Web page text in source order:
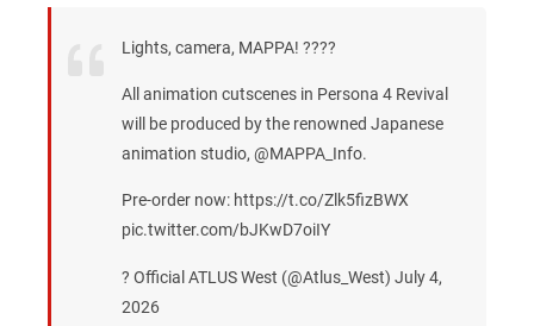
Lights, camera, MAPPA! ????️
All animation cutscenes in Persona 4 Revival
will be produced by the renowned Japanese
animation studio, @MAPPA_Info.
Pre-order now: https://t.co/Zlk5fizBWX
pic.twitter.com/bJKwD7oiIY
? Official ATLUS West (@Atlus_West) July 4,
2026